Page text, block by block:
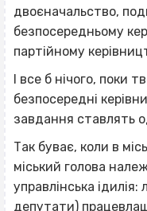
двоєначальство,
безпосередньому
партійному
І все б нічого, поки
безпосередні
завдання ставлять
Так буває, коли в
міський голова
управлінська ідилія:
депутати)